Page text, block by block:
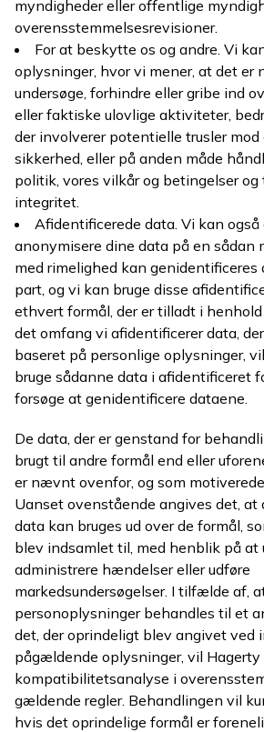
myndigheder eller offentlige
overensstemmelsesrevisioner.
For at beskytte os og andre. Vi
oplysninger, hvor vi mener, at det er
undersøge, forhindre eller gribe ind
eller faktiske ulovlige aktiviteter,
der involverer potentielle trusler mod
sikkerhed, eller på anden måde
politik, vores vilkår og betingelser og
integritet.
Afidentificerede data. Vi kan
anonymisere dine data på en sådan
med rimelighed kan genidentificeres
part, og vi kan bruge disse
ethvert formål, der er tilladt i
det omfang vi afidentificerer data,
baseret på personlige oplysninger,
bruge sådanne data i afidentificeret
forsøge at genidentificere dataene.
De data, der er genstand for
brugt til andre formål end eller
er nævnt ovenfor, og som
Uanset ovenstående angives det, at
data kan bruges ud over de formål,
blev indsamlet til, med henblik på at
administrere hændelser eller udføre
markedsundersøgelser. I tilfælde af,
personoplysninger behandles til et
det, der oprindeligt blev angivet ved
pågældende oplysninger, vil Hagerty
kompatibilitetsanalyse i
gældende regler. Behandlingen vil
hvis det oprindelige formål er